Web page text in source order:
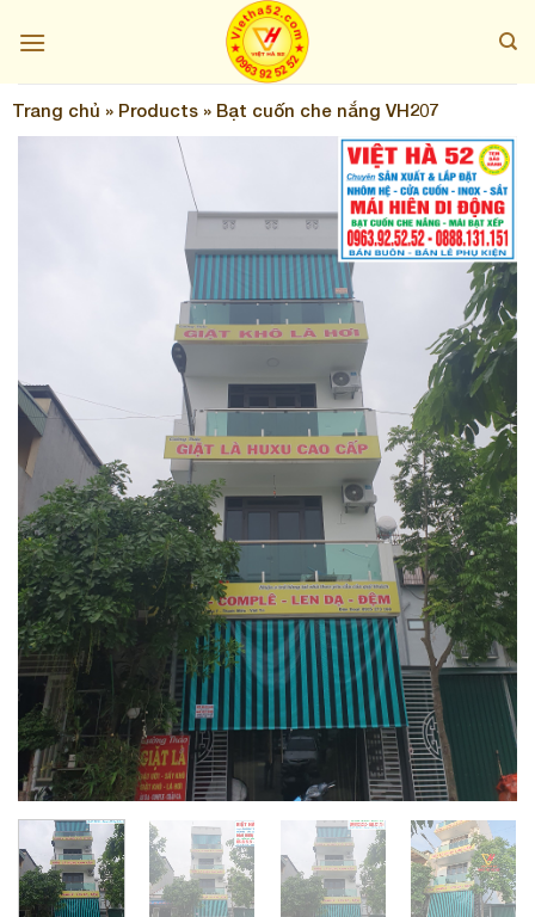
Trang chủ » Products » Bạt cuốn che nắng VH207